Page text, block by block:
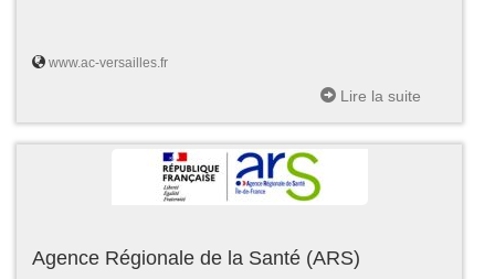
www.ac-versailles.fr
Lire la suite
Agence Régionale de la Santé (ARS)